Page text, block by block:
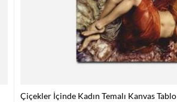
Çiçekler İçinde Kadın Temalı Kanvas Tablo